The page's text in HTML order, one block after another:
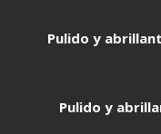
Pulido y
Pulido y